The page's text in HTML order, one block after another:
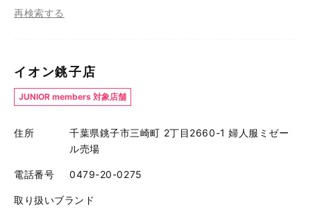
再検索する
イオン銚子店
JUNIOR members 対象店舗
住所
千葉県銚子市三崎町 2丁目2660-1 婦人服ミゼー
ル売場
電話番号 0479-20-0275
取り扱いブランド